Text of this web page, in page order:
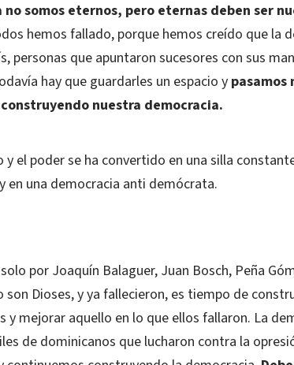
no somos eternos, pero eternas deben ser
hemos fallado, porque hemos creído que la
personas que apuntaron sucesores con sus
hay que guardarles un espacio y pasamos
nuestra democracia.
el poder se ha convertido en una silla
en una democracia anti demócrata.
por Joaquín Balaguer, Juan Bosch, Peña
Dioses, y ya fallecieron, es tiempo de
y mejorar aquello en lo que ellos fallaron. La
de dominicanos que lucharon contra la